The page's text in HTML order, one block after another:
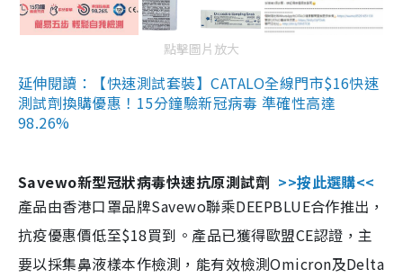
點擊圖片放大
延伸閱讀：【快速測試套裝】CATALO全線門市$16快速
測試劑換購優惠！15分鐘驗新冠病毒 準確性高達
98.26%
Savewo新型冠狀病毒快速抗原測試劑 >>按此選購<<
產品由香港口罩品牌Savewo聯乘DEEPBLUE合作推出，
抗疫優惠價低至$18買到。產品已獲得歐盟CE認證，主
要以採集鼻液樣本作檢測，能有效檢測Omicron及Delta